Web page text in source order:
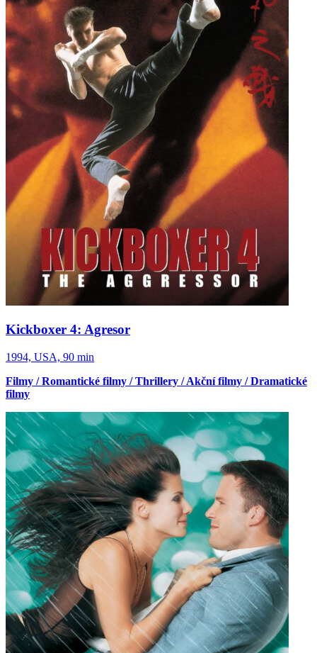
Kickboxer 4: Agresor
1994, USA, 90 min
Filmy / Romantické filmy / Thrillery / Akční filmy / Dramatické
filmy